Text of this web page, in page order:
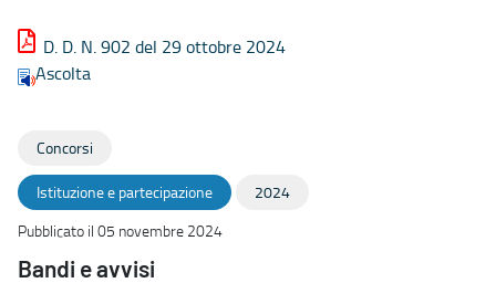
D. D. N. 902 del 29 ottobre 2024
Ascolta
Concorsi
Istituzione e partecipazione
2024
Pubblicato il 05 novembre 2024
Bandi e avvisi